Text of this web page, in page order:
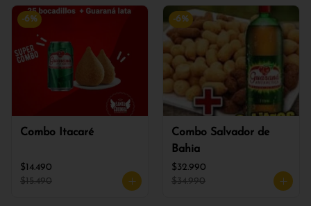
-6%
Combo Itacaré
$14.490
$15.490
-6%
Combo Salvador de
Bahia
$32.990
$34.990